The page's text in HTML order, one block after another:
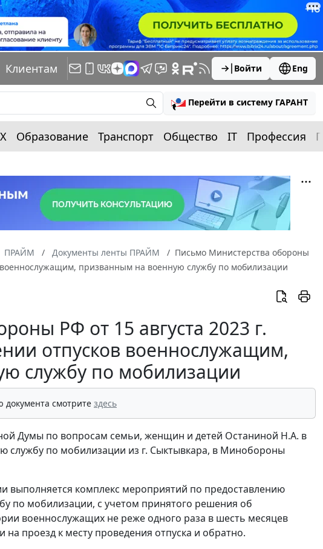
Клиентам Войти Eng
Перейти в систему ГАРАНТ
Образование Транспорт Общество IT Профессия
ПРАЙМ Документы ленты ПРАЙМ
Письмо Министерства обороны
призванным на военную службу по мобилизации
РФ от 15 августа 2023 г.
отпусков военнослужащим,
службу по мобилизации
документа смотрите здесь
Думы по вопросам семьи, женщин и детей Останиной Н.А. в
службу по мобилизации из г. Сыктывкара, в Минобороны
комплекс мероприятий по предоставлению
по мобилизации, с учетом принятого решения об
военнослужащих не реже одного раза в шесть месяцев
проезд к месту проведения отпуска и обратно.